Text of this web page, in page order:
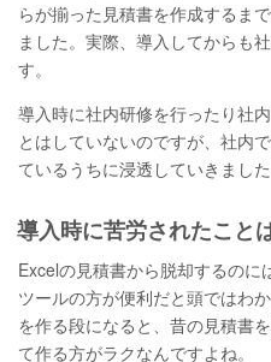
らが揃った見積書を作成するま
ました。実際、導入してからも
す。
導入時に社内研修を行ったり社
とはしていないのですが、社内
ているうちに浸透していきました
導入時に苦労されたこと
Excelの見積書から脱却するの
ツールの方が便利だと頭ではわ
を作る段になると、昔の見積書
て作る方がラクなんですよね。